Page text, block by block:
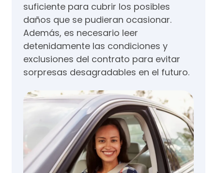
suficiente para cubrir los posibles
daños que se pudieran ocasionar.
Además, es necesario leer
detenidamente las condiciones y
exclusiones del contrato para evitar
sorpresas desagradables en el futuro.